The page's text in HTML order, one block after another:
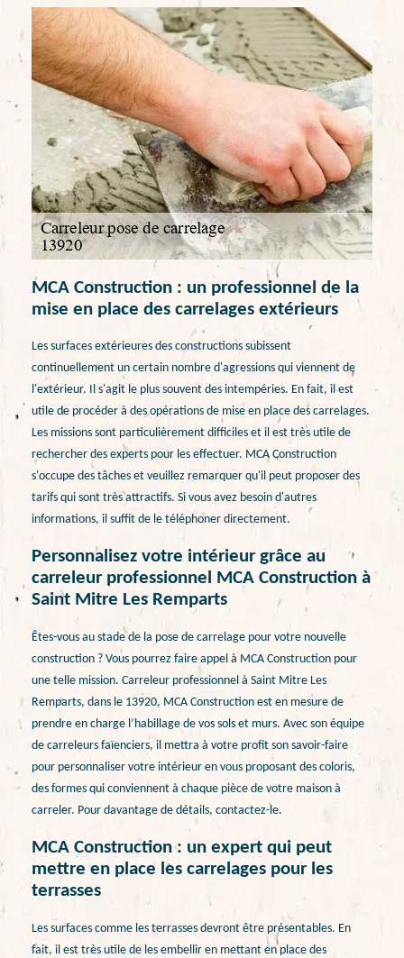
MCA Construction : un professionnel de la
mise en place des carrelages extérieurs
Les surfaces extérieures des constructions subissent
continuellement un certain nombre d'agressions qui viennent de
l'extérieur. Il s'agit le plus souvent des intempéries. En fait, il est
utile de procéder à des opérations de mise en place des carrelages.
Les missions sont particulièrement difficiles et il est très utile de
rechercher des experts pour les effectuer. MCA Construction
s'occupe des tâches et veuillez remarquer qu'il peut proposer des
tarifs qui sont très attractifs. Si vous avez besoin d'autres
informations, il suffit de le téléphoner directement.
Personnalisez votre intérieur grâce au
carreleur professionnel MCA Construction à
Saint Mitre Les Remparts
Êtes-vous au stade de la pose de carrelage pour votre nouvelle
construction ? Vous pourrez faire appel à MCA Construction pour
une telle mission. Carreleur professionnel à Saint Mitre Les
Remparts, dans le 13920, MCA Construction est en mesure de
prendre en charge l’habillage de vos sols et murs. Avec son équipe
de carreleurs faïenciers, il mettra à votre profit son savoir-faire
pour personnaliser votre intérieur en vous proposant des coloris,
des formes qui conviennent à chaque pièce de votre maison à
carreler. Pour davantage de détails, contactez-le.
MCA Construction : un expert qui peut
mettre en place les carrelages pour les
terrasses
Les surfaces comme les terrasses devront être présentables. En
fait, il est très utile de les embellir en mettant en place des